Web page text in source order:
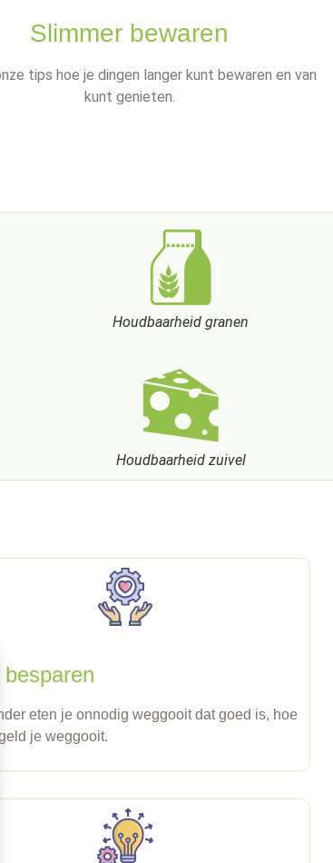
Slimmer bewaren
tips hoe je dingen langer kunt bewaren en van
kunt genieten.
Houdbaarheid granen
Houdbaarheid zuivel
besparen
eten je onnodig weggooit dat goed is, hoe
je weggooit.